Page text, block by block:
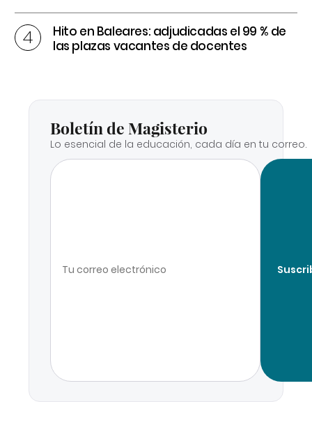
Hito en Baleares: adjudicadas el 99 % de
las plazas vacantes de docentes
Boletín de Magisterio
Lo esencial de la educación, cada día en tu correo.